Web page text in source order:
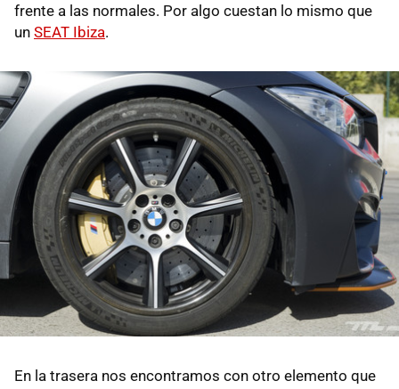
frente a las normales. Por algo cuestan lo mismo que
un SEAT Ibiza.
En la trasera nos encontramos con otro elemento que